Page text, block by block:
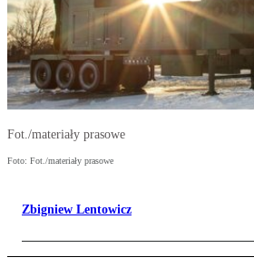
Fot./materiały prasowe
Foto: Fot./materiały prasowe
Zbigniew Lentowicz